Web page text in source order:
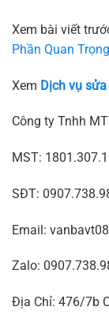
Xem bài viết
Phần Quan
Xem Dịch vụ
Công ty Tnhh
MST:
SĐT:
Email:
Zalo:
Địa Chỉ: 476/7b